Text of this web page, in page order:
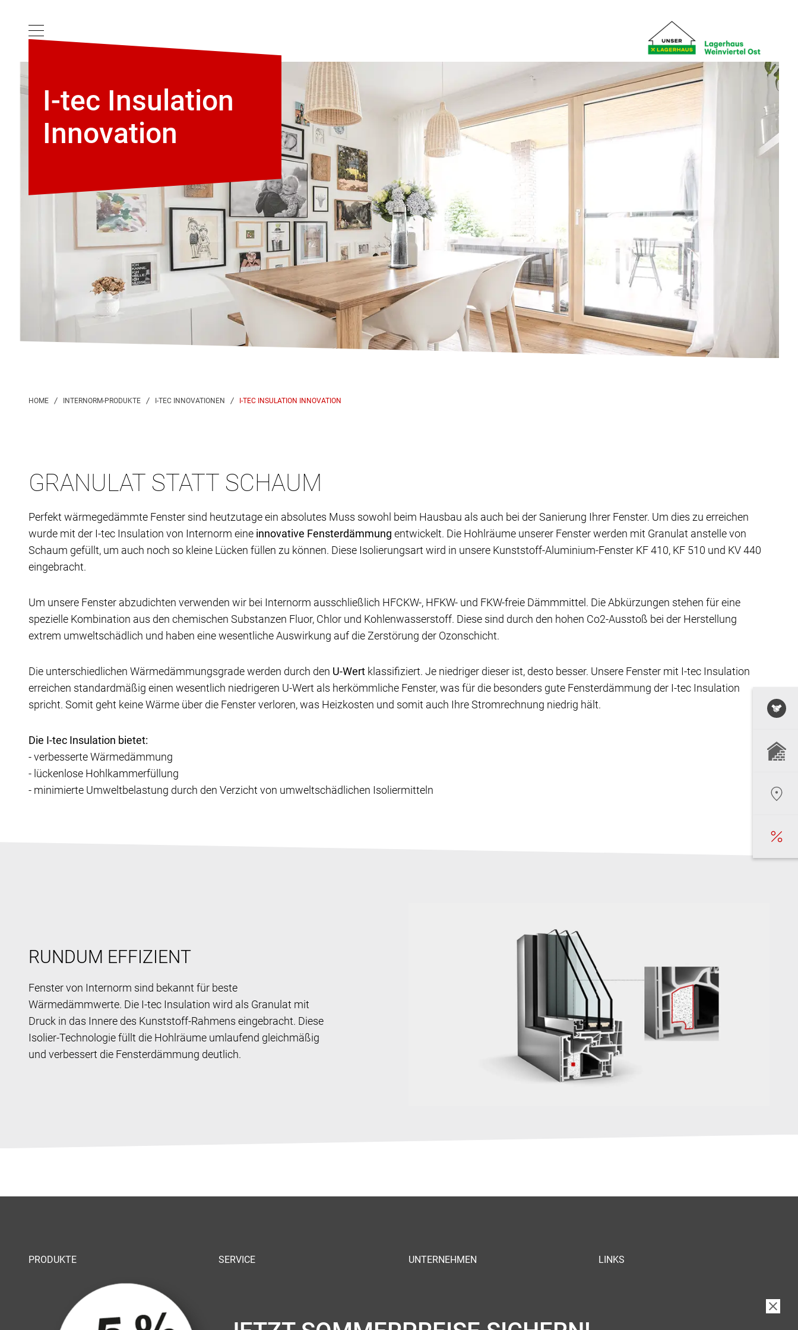
I-tec Insulation
Innovation
I-TEC INSULATION INNOVATION
GRANULAT STATT SCHAUM
Perfekt wärmegedämmte Fenster sind heutzutage ein absolutes Muss sowohl beim Hausbau als auch bei der Sanierung Ihrer Fenster. Um dies zu erreichen
wurde mit der I-tec Insulation von Internorm eine innovative Fensterdämmung entwickelt. Die Hohlräume unserer Fenster werden mit Granulat anstelle von
Schaum gefüllt, um auch noch so kleine Lücken füllen zu können. Diese Isolierungsart wird in unsere Kunststoff-Aluminium-Fenster KF 410, KF 510 und KV 440
eingebracht.
Um unsere Fenster abzudichten verwenden wir bei Internorm ausschließlich HFCKW-, HFKW- und FKW-freie Dämmmittel. Die Abkürzungen stehen für eine
spezielle Kombination aus den chemischen Substanzen Fluor, Chlor und Kohlenwasserstoff. Diese sind durch den hohen Co2-Ausstoß bei der Herstellung
extrem umweltschädlich und haben eine wesentliche Auswirkung auf die Zerstörung der Ozonschicht.
Die unterschiedlichen Wärmedämmungsgrade werden durch den U-Wert klassifiziert. Je niedriger dieser ist, desto besser. Unsere Fenster mit I-tec Insulation
erreichen standardmäßig einen wesentlich niedrigeren U-Wert als herkömmliche Fenster, was für die besonders gute Fensterdämmung der I-tec Insulation
spricht. Somit geht keine Wärme über die Fenster verloren, was Heizkosten und somit auch Ihre Stromrechnung niedrig hält.
Die I-tec Insulation bietet:
- verbesserte Wärmedämmung
- lückenlose Hohlkammerfüllung
- minimierte Umweltbelastung durch den Verzicht von umweltschädlichen Isoliermitteln
RUNDUM EFFIZIENT
Fenster von Internorm sind bekannt für beste
Wärmedämmwerte. Die I-tec Insulation wird als Granulat mit
Druck in das Innere des Kunststoff-Rahmens eingebracht. Diese
Isolier-Technologie füllt die Hohlräume umlaufend gleichmäßig
und verbessert die Fensterdämmung deutlich.
PRODUKTE SERVICE UNTERNEHMEN LINKS